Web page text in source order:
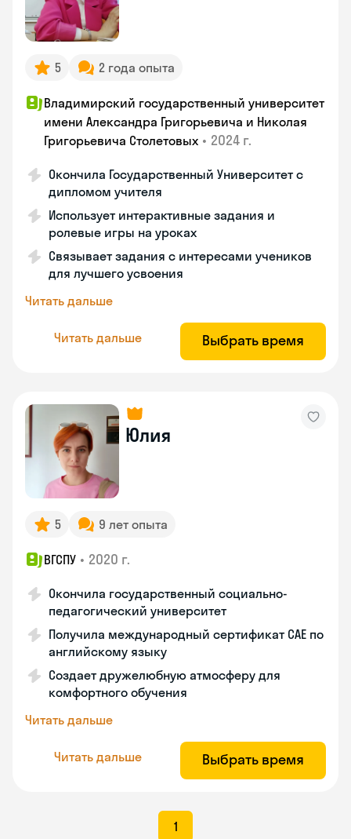
5 2 года опыта
Владимирский государственный университет
имени Александра Григорьевича и Николая
Григорьевича Столетовых • 2024 г.
Окончила Государственный Университет с
дипломом учителя
Использует интерактивные задания и
ролевые игры на уроках
Связывает задания с интересами учеников
для лучшего усвоения
Читать дальше
Читать дальше Выбрать время
Юлия
5 9 лет опыта
ВГСПУ • 2020 г.
Окончила государственный социально-
педагогический университет
Получила международный сертификат САЕ по
английскому языку
Создает дружелюбную атмосферу для
комфортного обучения
Читать дальше
Читать дальше Выбрать время
1